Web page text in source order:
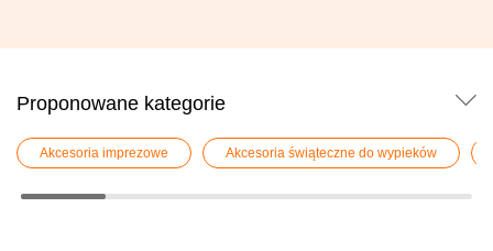
Proponowane kategorie
Akcesoria imprezowe Akcesoria świąteczne do wypieków